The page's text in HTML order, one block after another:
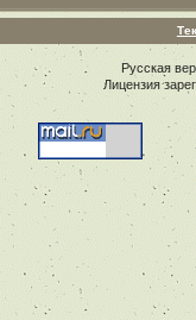
Русская
Лицензия